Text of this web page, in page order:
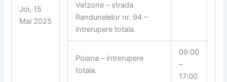
Joi, 15
Mai 2025
Vetzone – strada
Randunelelor nr. 94 –
intrerupere totala.
Poiana – intrerupere
totala.
09:00
–
17:00